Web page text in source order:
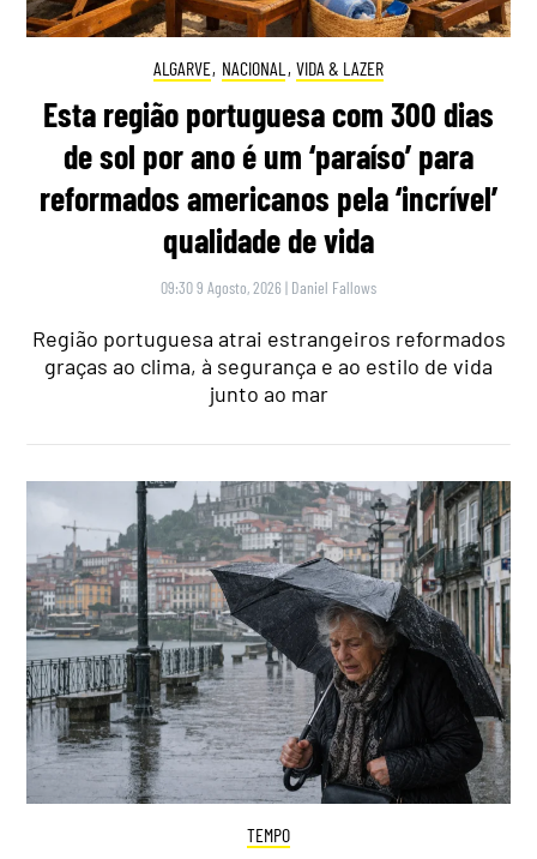
ALGARVE, NACIONAL , VIDA & LAZER
Esta região portuguesa com 300 dias
de sol por ano é um ‘paraíso’ para
reformados americanos pela ‘incrível’
qualidade de vida
09:30 9 Agosto, 2026 | Daniel Fallows
Região portuguesa atrai estrangeiros reformados
graças ao clima, à segurança e ao estilo de vida
junto ao mar
TEMPO